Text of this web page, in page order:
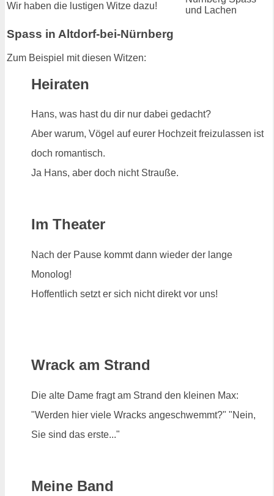
Wir haben die lustigen Witze dazu!
Spass in Altdorf-bei-Nürnberg
Zum Beispiel mit diesen Witzen:
Heiraten
Hans, was hast du dir nur dabei gedacht?
Aber warum, Vögel auf eurer Hochzeit freizulassen ist
doch romantisch.
Ja Hans, aber doch nicht Strauße.
Im Theater
Nach der Pause kommt dann wieder der lange
Monolog!
Hoffentlich setzt er sich nicht direkt vor uns!
Wrack am Strand
Die alte Dame fragt am Strand den kleinen Max:
"Werden hier viele Wracks angeschwemmt?" "Nein,
Sie sind das erste..."
Meine Band